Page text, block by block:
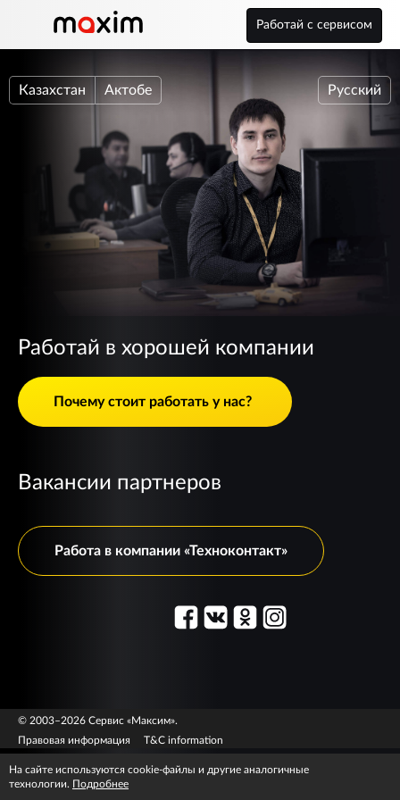
Работай с сервисом
Казахстан Актобе Русский
Работай в хорошей компании
Почему стоит работать у нас?
Вакансии партнеров
Работа в компании «Техноконтакт»
© 2003–2026 Сервис «Максим».
Правовая информация
T&C information
На сайте используются cookie-файлы и другие аналогичные
технологии. Подробнее